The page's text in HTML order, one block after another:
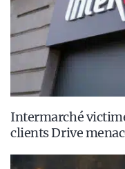
Intermarché
clients Drive